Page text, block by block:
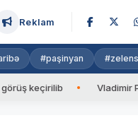
Reklam
#paşinyan
Vladimir Putin